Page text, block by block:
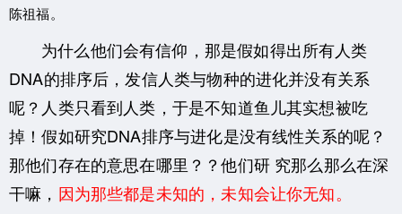
陈祖福。
为什么他们会有信仰， 那是假如得出所有人类
DNA的排序后，发信人类与物种的进化并没有关系
呢？人类只看到人类，于是不知道鱼儿其实想被吃
掉！假如研究DNA排序与进化是没有线性关系的呢？
那他们存在的意思在哪里？？他们研究那么那么在深
干嘛， 因为那些都是未知的，未知会让你无知。